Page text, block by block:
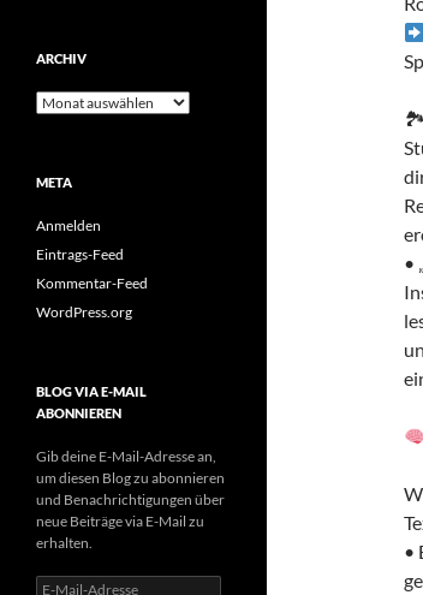
🏞
•
•
ARCHIV
Archiv
META
Anmelden
Eintrags-Feed
Kommentar-Feed
WordPress.org
BLOG VIA E-MAIL
ABONNIEREN
Gib deine E-Mail-Adresse an,
um diesen Blog zu abonnieren
und Benachrichtigungen über
neue Beiträge via E-Mail zu
erhalten.
E-